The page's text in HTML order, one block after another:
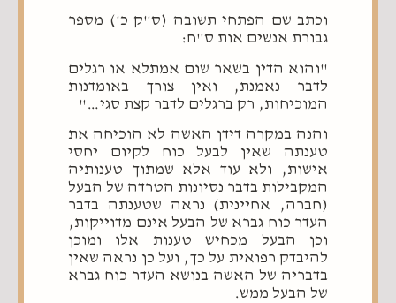
וכתב שם הפתחי תשובה (ס"ק כ') מספר
גבורת אנשים אות ס"ח:
"והוא הדין בשאר שום אמתלא או רגלים
לדבר נאמנת, ואין צורך באומדנות
המוכיחות, רק ברגלים לדבר קצת סגי…"
והנה במקרה דידן האשה לא הוכיחה את
טענתה שאין לבעל כוח לקיום יחסי
אישות, ולא עוד אלא שמתוך טענותיה
המקבילות בדבר נסיונות הטרדה של הבעל
(חברה, אחיינית) נראה שטענתה בדבר
העדר כוח גברא של הבעל אינם מדוייקות,
וכן הבעל מכחיש טענות אלו ומוכן
להיבדק רפואית על כך, ועל כן נראה שאין
בדבריה של האשה בנושא העדר כוח גברא
של הבעל ממש.